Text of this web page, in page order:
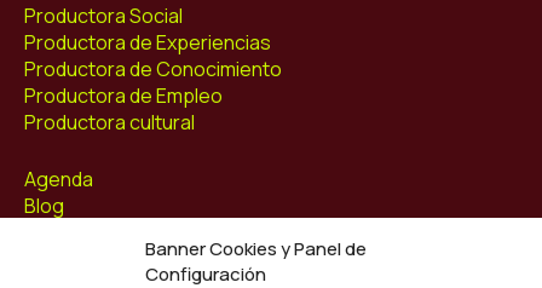
Banner Cookies y Panel de
Configuración
Productora Social
Productora de Experiencias
Productora de Conocimiento
Productora de Empleo
Productora cultural
Agenda
Blog